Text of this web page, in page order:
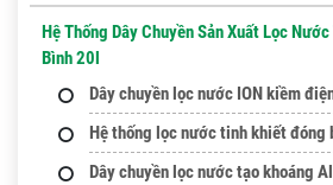
Hệ Thống Dây Chuyền Sản Xuất Lọc
Bình 20l
Dây chuyền lọc nước ION kiềm
Hệ thống lọc nước tinh khiết đóng
Dây chuyền lọc nước tạo khoáng